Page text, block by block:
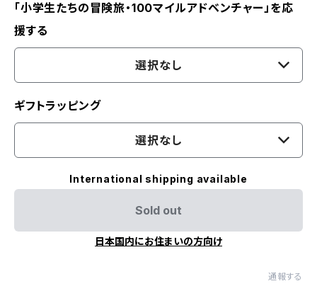
「小学生たちの冒険旅・100マイルアドベンチャー」を応
援する
選択なし
ギフトラッピング
選択なし
International shipping available
Sold out
日本国内にお住まいの方向け
通報する